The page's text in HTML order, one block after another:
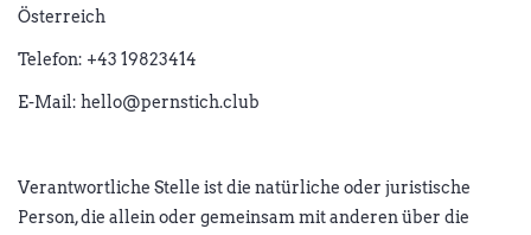
Österreich
Telefon: +43 19823414
E-Mail: hello@pernstich.club
Verantwortliche Stelle ist die natürliche oder juristische
Person, die allein oder gemeinsam mit anderen über die